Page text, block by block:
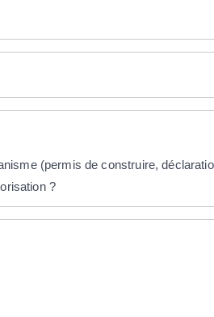
(permis de construire,
?